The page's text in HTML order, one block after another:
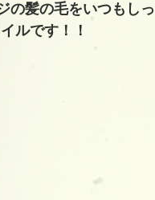
の髪の毛をいつもし
ルです！！